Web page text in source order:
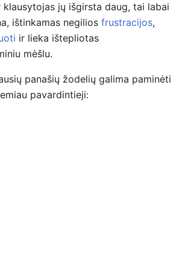
jų išgirsta daug, tai labai
ištinkamas negilios frustracijos,
ir lieka ištepliotas
mėšlu.
panašių žodelių galima paminėti
pavardintieji: